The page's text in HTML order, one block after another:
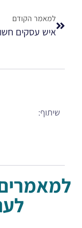
למאמר הקודם
שיתוף: